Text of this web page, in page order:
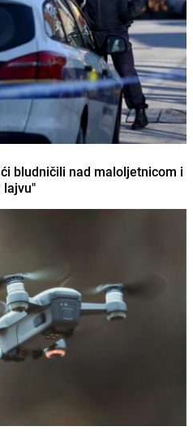
bludničili nad maloljetnicom i
lajvu"